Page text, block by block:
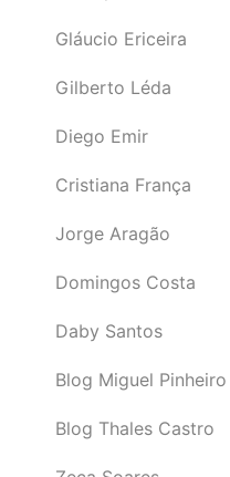
Gláucio Ericeira
Gilberto Léda
Diego Emir
Cristiana França
Jorge Aragão
Domingos Costa
Daby Santos
Blog Miguel Pinheiro
Blog Thales Castro